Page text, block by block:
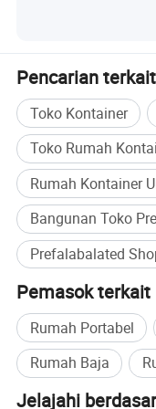
digunakan untuk
penyimpanan lebih
umum, ruang
lainnya.
Kami akan terus
material, dan proses
bangunan yang lebih
energi, dan ramah
Pencarian terkait
Toko Kontainer
Toko Rumah
Rumah Kontainer
Bangunan Toko
Prefalabalated
Pemasok terkait
Rumah Portabel
Rumah Baja
Jelajahi